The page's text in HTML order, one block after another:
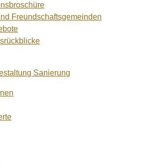
Freundschaftsgemeinden
Sanierung